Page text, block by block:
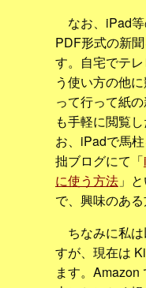
なお、iPad
PDF形式の新
す。自宅でテ
う使い方の他
って行って紙
も手軽に閲覧
お、iPadで馬
拙ブログにて「
に使う方法 」
で、興味のあ
ちなみに私
すが、現在は
ます。Amazon